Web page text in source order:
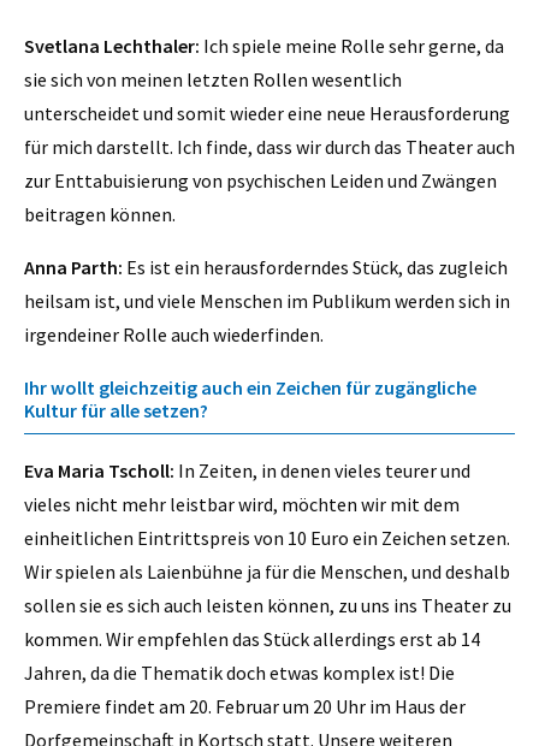
Svetlana Lechthaler: Ich spiele meine Rolle sehr gerne, da
sie sich von meinen letzten Rollen wesentlich
unterscheidet und somit wieder eine neue Herausforderung
für mich darstellt. Ich finde, dass wir durch das Theater auch
zur Enttabuisierung von psychischen Leiden und Zwängen
beitragen können.
Anna Parth: Es ist ein herausforderndes Stück, das zugleich
heilsam ist, und viele Menschen im Publikum werden sich in
irgendeiner Rolle auch wiederfinden.
Ihr wollt gleichzeitig auch ein Zeichen für zugängliche
Kultur für alle setzen?
Eva Maria Tscholl: In Zeiten, in denen vieles teurer und
vieles nicht mehr leistbar wird, möchten wir mit dem
einheitlichen Eintrittspreis von 10 Euro ein Zeichen setzen.
Wir spielen als Laienbühne ja für die Menschen, und deshalb
sollen sie es sich auch leisten können, zu uns ins Theater zu
kommen. Wir empfehlen das Stück allerdings erst ab 14
Jahren, da die Thematik doch etwas komplex ist! Die
Premiere findet am 20. Februar um 20 Uhr im Haus der
Dorfgemeinschaft in Kortsch statt. Unsere weiteren